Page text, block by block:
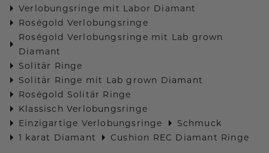
Verlobungsringe mit Labor Diamant
Roségold Verlobungsringe
Roségold Verlobungsringe mit Lab grown
Diamant
Solitär Ringe
Solitär Ringe mit Lab grown Diamant
Roségold Solitär Ringe
Klassisch Verlobungsringe
Einzigartige Verlobungsringe
Schmuck
1 karat Diamant
Cushion REC Diamant Ringe